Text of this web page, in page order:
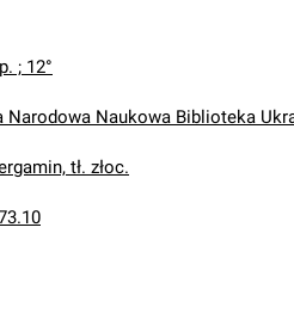
; 12°
Narodowa Naukowa Biblioteka
tł. złoc.